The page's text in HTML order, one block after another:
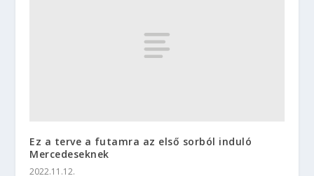
Ez a terve a futamra az első sorból induló
Mercedeseknek
2022.11.12.